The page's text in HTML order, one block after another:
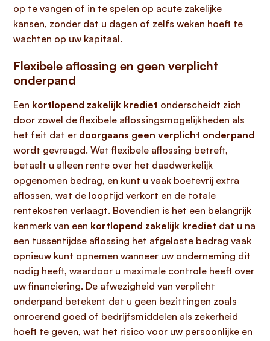
op te vangen of in te spelen op acute zakelijke
kansen, zonder dat u dagen of zelfs weken hoeft te
wachten op uw kapitaal.
Flexibele aflossing en geen verplicht
onderpand
Een kortlopend zakelijk krediet onderscheidt zich
door zowel de flexibele aflossingsmogelijkheden als
het feit dat er doorgaans geen verplicht onderpand
wordt gevraagd. Wat flexibele aflossing betreft,
betaalt u alleen rente over het daadwerkelijk
opgenomen bedrag, en kunt u vaak boetevrij extra
aflossen, wat de looptijd verkort en de totale
rentekosten verlaagt. Bovendien is het een belangrijk
kenmerk van een kortlopend zakelijk krediet dat u na
een tussentijdse aflossing het afgeloste bedrag vaak
opnieuw kunt opnemen wanneer uw onderneming dit
nodig heeft, waardoor u maximale controle heeft over
uw financiering. De afwezigheid van verplicht
onderpand betekent dat u geen bezittingen zoals
onroerend goed of bedrijfsmiddelen als zekerheid
hoeft te geven, wat het risico voor uw persoonlijke en